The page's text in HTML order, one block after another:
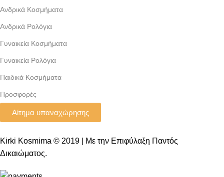
Ανδρικά Κοσμήματα
Ανδρικά Ρολόγια
Γυναικεία Κοσμήματα
Γυναικεία Ρολόγια
Παιδικά Κοσμήματα
Προσφορές
Αίτημα υπαναχώρησης
Kirki Kosmima © 2019 | Με την Επιφύλαξη Παντός
Δικαιώματος.